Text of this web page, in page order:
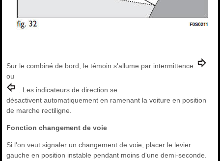
Sur le combiné de bord, le témoin s'allume par intermittence
ou
. Les indicateurs de direction se
désactivent automatiquement en ramenant la voiture en position
de marche rectiligne.
Fonction changement de voie
Si l'on veut signaler un changement de voie, placer le levier
gauche en position instable pendant moins d'une demi-seconde.